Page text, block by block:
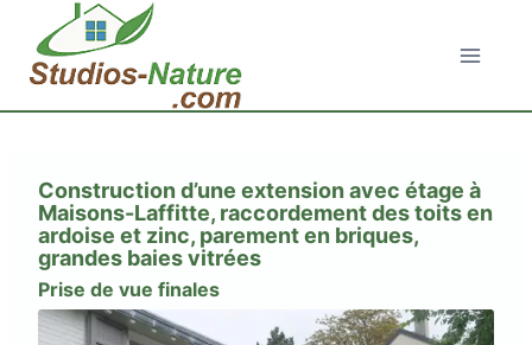
contenu
Construction d’une extension avec étage à
Maisons-Laffitte, raccordement des toits en
ardoise et zinc, parement en briques,
grandes baies vitrées
Prise de vue finales